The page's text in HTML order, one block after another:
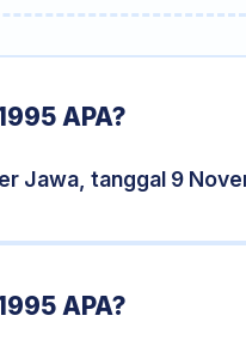
APA?
Jawa, tanggal 9
APA?